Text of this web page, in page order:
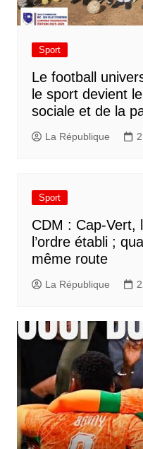
Sport
Le football
le sport devient
sociale et de la
La République
Sport
CDM : Cap-Vert,
l’ordre établi ;
même route
La République